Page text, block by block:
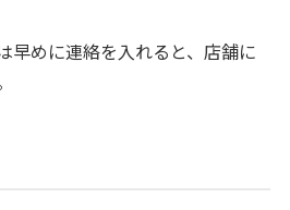
早めに連絡を入れると、店舗に